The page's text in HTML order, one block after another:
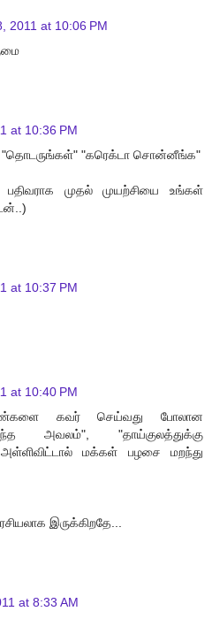
2011 at 10:06 PM
at 10:36 PM
"தொடருங்கள்" "கரெக்டா சொன்னீங்க"
பதிவராக முதல் முயற்சியை உங்கள்
at 10:37 PM
at 10:40 PM
கவர் செய்வது போலான
அவலம்", "தாய்குலத்துக்கு
அள்ளிவிட்டால் மக்கள் பழசை மறந்து
இருக்கிறதே...
at 8:33 AM